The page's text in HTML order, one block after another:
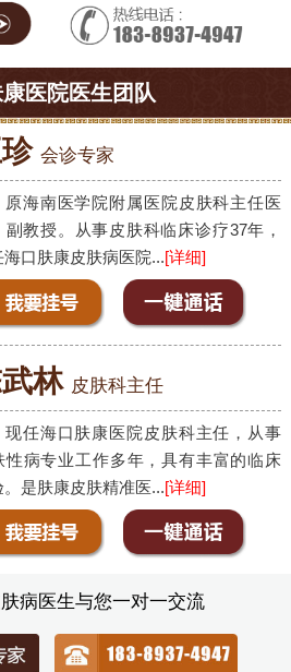
医院医生团队
会诊专家
原海南医学院附属医院皮肤科主任医
副教授。从事皮肤科临床诊疗37年，
海口肤康皮肤病医院...[详细]
林 皮肤科主任
现任海口肤康医院皮肤科主任，从事
性病专业工作多年，具有丰富的临床
。是肤康皮肤精准医...[详细]
病医生与您一对一交流